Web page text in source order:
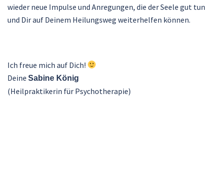
wieder neue Impulse und Anregungen, die der Seele gut tun
und Dir auf Deinem Heilungsweg weiterhelfen können.
Ich freue mich auf Dich!
Deine Sabine König
(Heilpraktikerin für Psychotherapie)